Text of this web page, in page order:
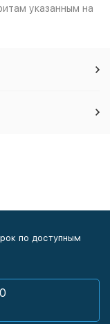
указанным на
по доступным